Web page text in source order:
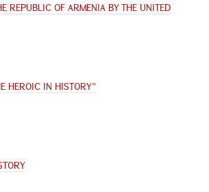
REPUBLIC OF ARMENIA BY THE UNITED
HEROIC IN HISTORY”